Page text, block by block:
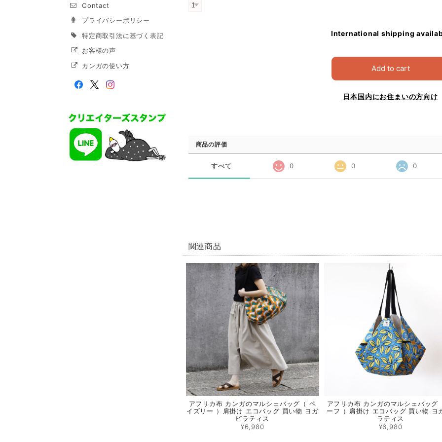
Contact
プライバシーポリシー
特定商取引法に基づく表記
お客様の声
カンガの使い方
International shipping
Add to cart
日本国内にお住まいの方向け
商品の評価
すべて 0 0 0
関連商品
アフリカ布 カンガのマルシェバッグ（ ペ
イズリー ）肩掛け エコバッグ 買い物 ヨガ
ピラティス
¥6,980
アフリカ布 カンガのマルシェバッグ
ーフ ）肩掛け エコバッグ 買い物 ヨ
ラティス
¥6,980